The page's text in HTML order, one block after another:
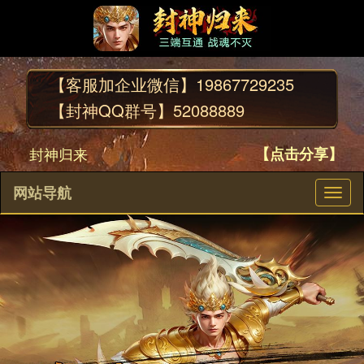
【客服加企业微信】 19867729235
【封神QQ群号】52088889
封神归来 【点击分享】
切
换
航
网站导航